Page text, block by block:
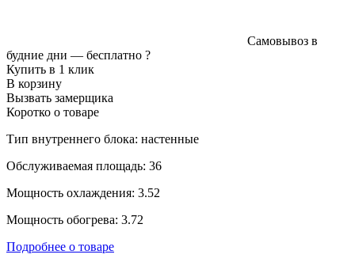
Самовывоз в
будние дни — бесплатно ?
Купить в 1 клик
В корзину
Вызвать замерщика
Коротко о товаре
Тип внутреннего блока: настенные
Обслуживаемая площадь: 36
Мощность охлаждения: 3.52
Мощность обогрева: 3.72
Подробнее о товаре